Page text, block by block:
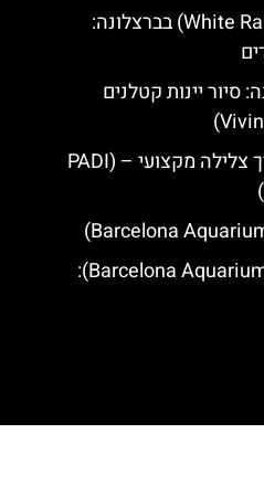
מוזיאון הארנב הלבן (White Rabbit) בברצלונה:
סיור יינות קטלנים
צלילה בברצלונה עם מדריך צלילה מקצועי – (PADI
האקווריום של ברצלונה (Barcelona Aquarium):